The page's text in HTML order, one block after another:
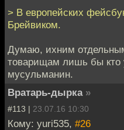
> В европейских
Брейвиком.
Думаю, ихним
товарищам лишь бы кто
мусульманин.
Вратарь-дырка »
#113 | 23.07.16 10:30
Кому: yuri535, #26